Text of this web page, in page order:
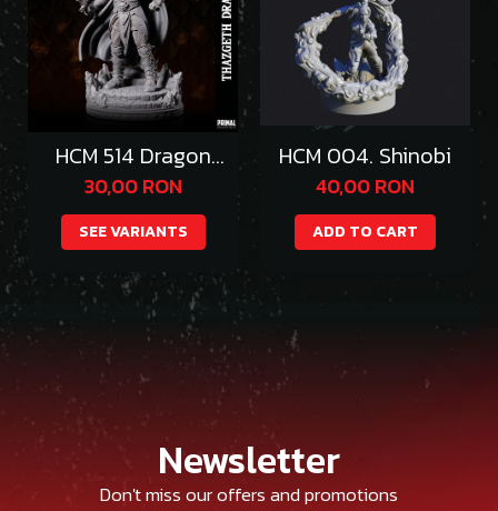
HCM 514 Dragon
Emperor Thazgeth
30,00 RON
SEE VARIANTS
HCM 004. Shinobi
40,00 RON
ADD TO CART
Newsletter
Don't miss our offers and promotions